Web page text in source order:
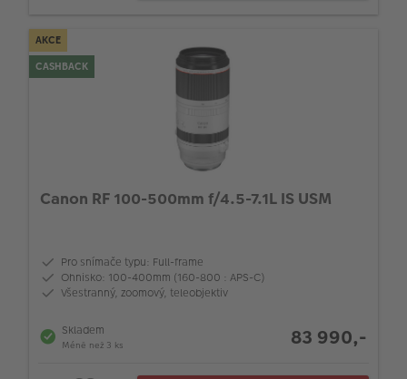
AKCE
CASHBACK
Canon RF 100-500mm f/4.5-7.1L IS USM
Pro snímače typu: Full-frame
Ohnisko: 100-400mm (160-800 : APS-C)
Všestranný, zoomový, teleobjektiv
Skladem
Méně než 3 ks 83 990,-